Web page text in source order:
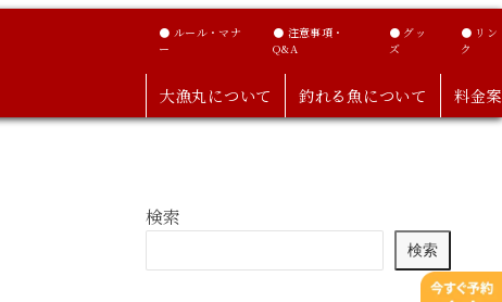
● ルール・マナ
ー
● 注意事項・
Q&A
● グッ
ズ
● リン
ク
大漁丸について 釣れる魚について 料金
検索
検索